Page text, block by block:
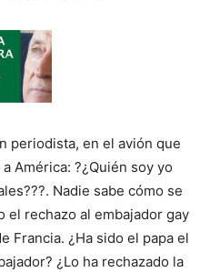
periodista, en el avión que
América: ?¿Quién soy yo
Nadie sabe cómo se
el rechazo al embajador gay
Francia. ¿Ha sido el papa el
¿Lo ha rechazado la